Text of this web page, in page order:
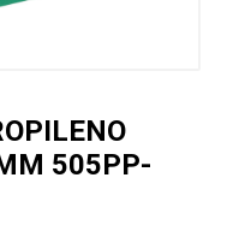
505PP-